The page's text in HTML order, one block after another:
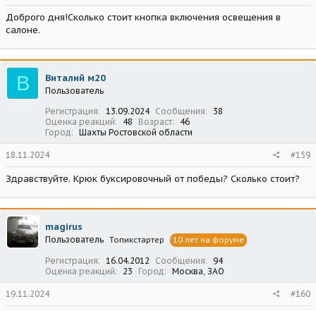
Доброго дня!Сколько стоит кнопка включения освещения в
салоне.
В Виталий м20
Пользователь
Регистрация
13.09.2024 Сообщения
38
Оценка реакций
48 Возраст
46
Город
Шахты Ростовской области
18.11.2024 #159
Здравствуйте. Крюк буксировочный от победы? Сколько стоит?
magirus
Пользователь Топикстартер 10 лет на форуме
Регистрация 16.04.2012 Сообщения
94
Оценка реакций
23 Город Москва, ЗАО
19.11.2024 #160